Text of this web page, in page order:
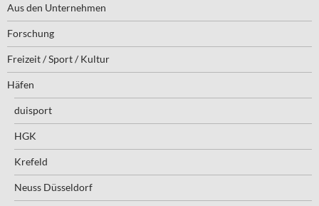
Aus den Unternehmen
Forschung
Freizeit / Sport / Kultur
Häfen
duisport
HGK
Krefeld
Neuss Düsseldorf